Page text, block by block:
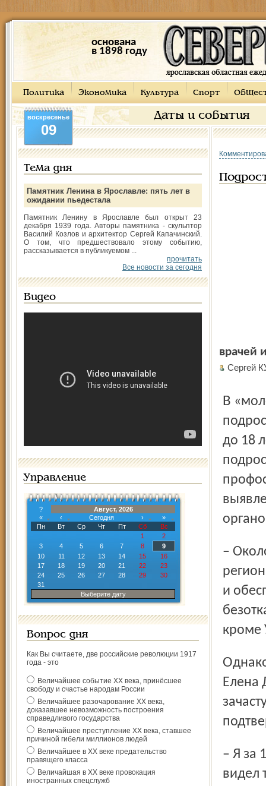
основана
в 1898 году
Политика Экономика Культура Спорт
Даты и события
воскресенье
09
Тема дня
Памятник Ленина в Ярославле: пять лет в
ожидании пьедестала
Памятник Ленину в Ярославле был открыт 23
декабря 1939 года. Авторы памятника - скульптор
Василий Козлов и архитектор Сергей Капачинский.
О том, что предшествовало этому событию,
рассказывается в публикуемом ...
прочитать
Все новости за сегодня
Видео
Управление
?
Август, 2026
«
‹ Сегодня ›
»
Пн
Вт Ср Чт Пт Сб
Вс
1
2
3
4 5 6 7 8
9
10
11 12 13 14 15
16
17
18 19 20 21 22
23
24
25 26 27 28 29
30
31
Выберите дату
Вопрос дня
Как Вы считаете, две российские революции 1917
года - это
Величайшее событие ХХ века, принёсшее
свободу и счастье народам России
Величайшее разочарование ХХ века,
доказавшее невозможность построения
справедливого государства
Величайшее преступление ХХ века, ставшее
причиной гибели миллионов людей
Величайшее в ХХ веке предательство
правящего класса
Величайшая в ХХ веке провокация
иностранных спецслужб
врачей
Сергей
В «молодежке» наблюдают школьников с 15 лет,
до 18
и
кроме
Однако депутаты-главврачи удаленных от центра больниц
Елена
видел